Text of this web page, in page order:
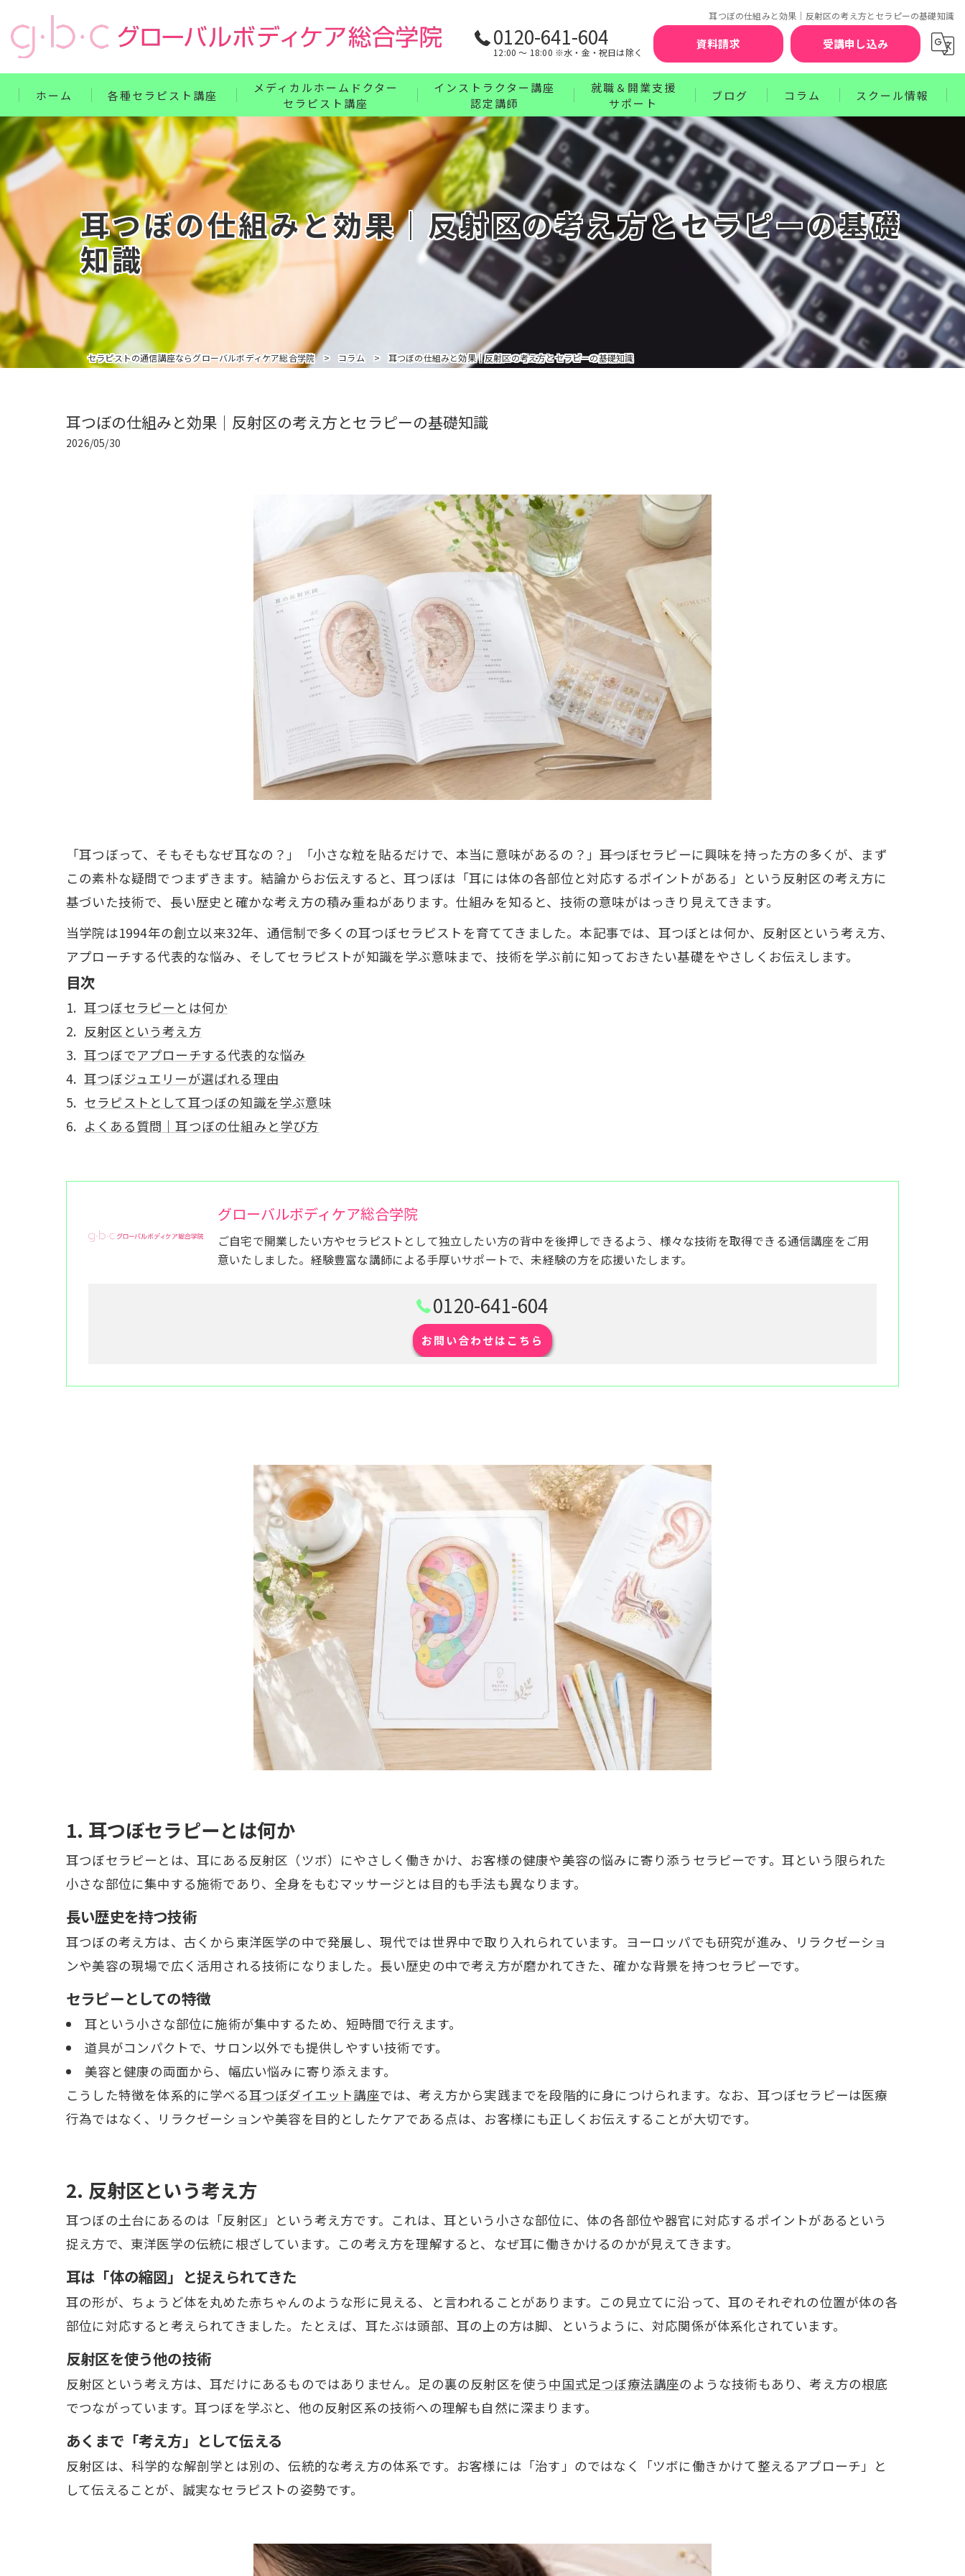
耳つぼの仕組みと効果｜反射区の考え方とセラピーの基礎知識
0120-641-604
12:00 〜 18:00 ※水・金・祝日は除く
資料請求 受講申し込み
ホーム 各種セラピスト講座
リンパ・ボディケア整体コース
フェイス・ヘッド・耳つぼコース
ハンドコース
フットコース
ベビー・腸もみコース
セット講座
メディカルホームドクター
セラピスト講座
セット講座
ホームドクター講座について
インストラクター講座
認定講師
リンパ・ボディケア・整体・腸もみインストラクターコース
フェイス・ヘッド・耳つぼインストラクターコース
ハンドインストラクターコース
フットインストラクターコース
まとめてお得なインストラクターセットコース
インストラクター講座について
インストラクターを追加受講の方はこちら
就職＆開業支援
サポート
業界最強のサポート
充実の教育プログラム
ブログ
お知らせ
ワンポイントレッスン
コラム スクール情報
セラピスト賠償責任補償制度
講師紹介
受講前の不安を解消するQ&A
お申込みから資格取得までのステップ
受講生の声
卒業生の声
受講料のお支払方法
W資格と就職サポート
耳つぼの仕組みと効果｜反射区の考え方とセラピーの基礎
知識
セラピストの通信講座ならグローバルボディケア総合学院 コラム 耳つぼの仕組みと効果｜反射区の考え方とセラピーの基礎知識
耳つぼの仕組みと効果｜反射区の考え方とセラピーの基礎知識
2026/05/30
「耳つぼって、そもそもなぜ耳なの？」「小さな粒を貼るだけで、本当に意味があるの？」――耳つぼセラピーに興味を持った方の多くが、まず
この素朴な疑問でつまずきます。結論からお伝えすると、耳つぼは「耳には体の各部位と対応するポイントがある」という反射区の考え方に
基づいた技術で、長い歴史と確かな考え方の積み重ねがあります。仕組みを知ると、技術の意味がはっきり見えてきます。
当学院は1994年の創立以来32年、通信制で多くの耳つぼセラピストを育ててきました。本記事では、耳つぼとは何か、反射区という考え方、
アプローチする代表的な悩み、そしてセラピストが知識を学ぶ意味まで、技術を学ぶ前に知っておきたい基礎をやさしくお伝えします。
目次
耳つぼセラピーとは何か
反射区という考え方
耳つぼでアプローチする代表的な悩み
耳つぼジュエリーが選ばれる理由
セラピストとして耳つぼの知識を学ぶ意味
よくある質問｜耳つぼの仕組みと学び方
グローバルボディケア総合学院
ご自宅で開業したい方やセラピストとして独立したい方の背中を後押しできるよう、様々な技術を取得できる通信講座をご用
意いたしました。経験豊富な講師による手厚いサポートで、未経験の方を応援いたします。
0120-641-604
お問い合わせはこちら
1. 耳つぼセラピーとは何か
耳つぼセラピーとは、耳にある反射区（ツボ）にやさしく働きかけ、お客様の健康や美容の悩みに寄り添うセラピーです。耳という限られた
小さな部位に集中する施術であり、全身をもむマッサージとは目的も手法も異なります。
長い歴史を持つ技術
耳つぼの考え方は、古くから東洋医学の中で発展し、現代では世界中で取り入れられています。ヨーロッパでも研究が進み、リラクゼーショ
ンや美容の現場で広く活用される技術になりました。長い歴史の中で考え方が磨かれてきた、確かな背景を持つセラピーです。
セラピーとしての特徴
耳という小さな部位に施術が集中するため、短時間で行えます。
道具がコンパクトで、サロン以外でも提供しやすい技術です。
美容と健康の両面から、幅広い悩みに寄り添えます。
こうした特徴を体系的に学べる耳つぼダイエット講座では、考え方から実践までを段階的に身につけられます。なお、耳つぼセラピーは医療
行為ではなく、リラクゼーションや美容を目的としたケアである点は、お客様にも正しくお伝えすることが大切です。
2. 反射区という考え方
耳つぼの土台にあるのは「反射区」という考え方です。これは、耳という小さな部位に、体の各部位や器官に対応するポイントがあるという
捉え方で、東洋医学の伝統に根ざしています。この考え方を理解すると、なぜ耳に働きかけるのかが見えてきます。
耳は「体の縮図」と捉えられてきた
耳の形が、ちょうど体を丸めた赤ちゃんのような形に見える、と言われることがあります。この見立てに沿って、耳のそれぞれの位置が体の各
部位に対応すると考えられてきました。たとえば、耳たぶは頭部、耳の上の方は脚、というように、対応関係が体系化されています。
反射区を使う他の技術
反射区という考え方は、耳だけにあるものではありません。足の裏の反射区を使う 中国式足つぼ療法講座のような技術もあり、考え方の根底
でつながっています。耳つぼを学ぶと、他の反射区系の技術への理解も自然に深まります。
あくまで「考え方」として伝える
反射区は、科学的な解剖学とは別の、伝統的な考え方の体系です。お客様には「治す」のではなく「ツボに働きかけて整えるアプローチ」と
して伝えることが、誠実なセラピストの姿勢です。